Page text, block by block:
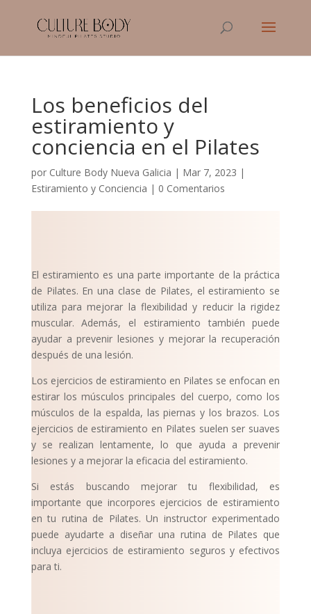
Los beneficios del
estiramiento y
conciencia en el Pilates
por Culture Body Nueva Galicia | Mar 7, 2023 |
Estiramiento y Conciencia | 0 Comentarios
El estiramiento es una parte importante de la práctica
de Pilates. En una clase de Pilates, el estiramiento se
utiliza para mejorar la flexibilidad y reducir la rigidez
muscular. Además, el estiramiento también puede
ayudar a prevenir lesiones y mejorar la recuperación
después de una lesión.
Los ejercicios de estiramiento en Pilates se enfocan en
estirar los músculos principales del cuerpo, como los
músculos de la espalda, las piernas y los brazos. Los
ejercicios de estiramiento en Pilates suelen ser suaves
y se realizan lentamente, lo que ayuda a prevenir
lesiones y a mejorar la eficacia del estiramiento.
Si estás buscando mejorar tu flexibilidad, es
importante que incorpores ejercicios de estiramiento
en tu rutina de Pilates. Un instructor experimentado
puede ayudarte a diseñar una rutina de Pilates que
incluya ejercicios de estiramiento seguros y efectivos
para ti.